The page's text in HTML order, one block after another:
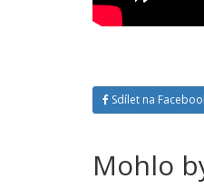
Sdílet na
Mohlo